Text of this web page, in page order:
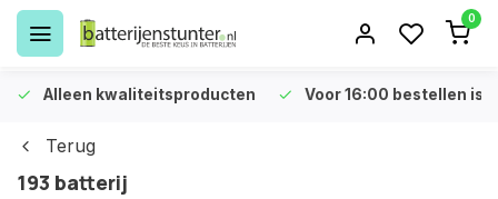
0
Alleen kwaliteitsproducten Voor 16:00 bestellen is
Terug
193 batterij